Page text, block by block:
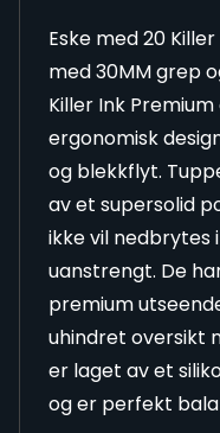
Eske med 20
med 30MM grep
Killer Ink
ergonomisk
og blekkflyt.
av et supersolid
ikke vil nedbrytes
uanstrengt. De
premium
uhindret oversikt
er laget av et
og er perfekt